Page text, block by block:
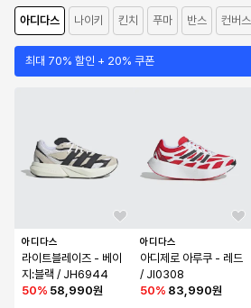
아디다스 나이키 킨치 푸마 반스 컨버스
최대 70% 할인 + 20% 쿠폰
아디다스
라이트블레이즈 - 베이
지:블랙 / JH6944
50% 58,990원
아디다스
아디제로 아루쿠 - 레드
/ JI0308
50% 83,990원